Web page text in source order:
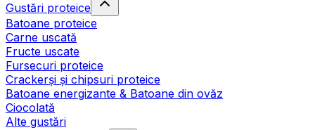
Gustări proteice
Batoane proteice
Carne uscată
Fructe uscate
Fursecuri proteice
Crackerși și chipsuri proteice
Batoane energizante & Batoane din ovăz
Ciocolată
Alte gustări